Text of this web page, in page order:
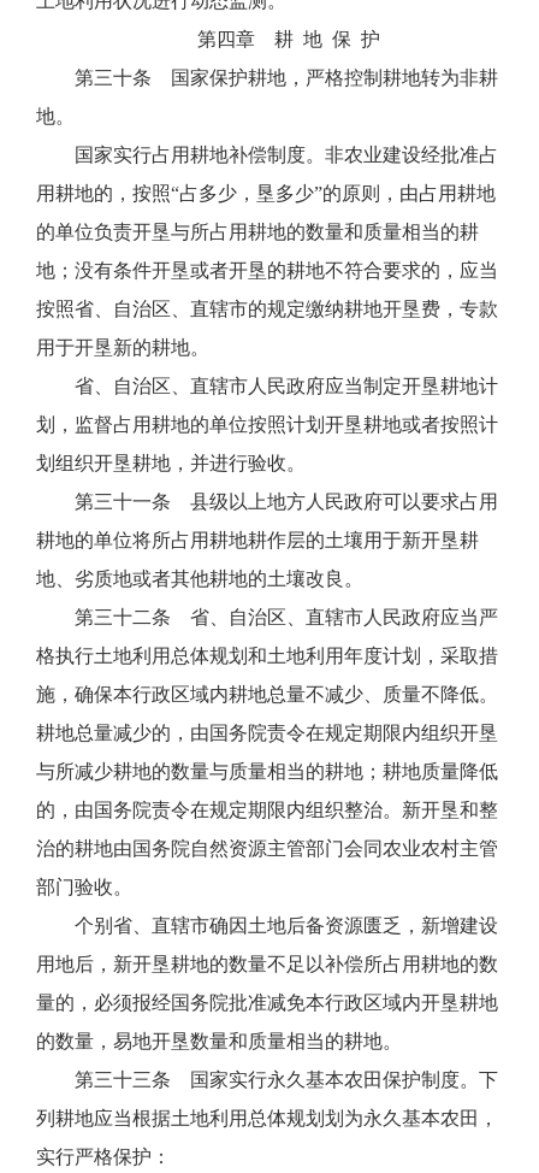
第四章 耕 地 保 护
第三十条 国家保护耕地，严格控制耕地转为非耕
地。
国家实行占用耕地补偿制度。非农业建设经批准占
用耕地的，按照“占多少，垦多少”的原则，由占用耕地
的单位负责开垦与所占用耕地的数量和质量相当的耕
地；没有条件开垦或者开垦的耕地不符合要求的，应当
按照省、自治区、直辖市的规定缴纳耕地开垦费，专款
用于开垦新的耕地。
省、自治区、直辖市人民政府应当制定开垦耕地计
划，监督占用耕地的单位按照计划开垦耕地或者按照计
划组织开垦耕地，并进行验收。
第三十一条 县级以上地方人民政府可以要求占用
耕地的单位将所占用耕地耕作层的土壤用于新开垦耕
地、劣质地或者其他耕地的土壤改良。
第三十二条 省、自治区、直辖市人民政府应当严
格执行土地利用总体规划和土地利用年度计划，采取措
施，确保本行政区域内耕地总量不减少、质量不降低。
耕地总量减少的，由国务院责令在规定期限内组织开垦
与所减少耕地的数量与质量相当的耕地；耕地质量降低
的，由国务院责令在规定期限内组织整治。新开垦和整
治的耕地由国务院自然资源主管部门会同农业农村主管
部门验收。
个别省、直辖市确因土地后备资源匮乏，新增建设
用地后，新开垦耕地的数量不足以补偿所占用耕地的数
量的，必须报经国务院批准减免本行政区域内开垦耕地
的数量，易地开垦数量和质量相当的耕地。
第三十三条 国家实行永久基本农田保护制度。下
列耕地应当根据土地利用总体规划划为永久基本农田，
实行严格保护：